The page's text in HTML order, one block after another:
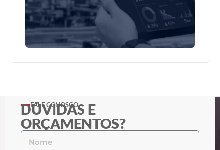
FALE CONOSCO
DÚVIDAS E
ORÇAMENTOS?